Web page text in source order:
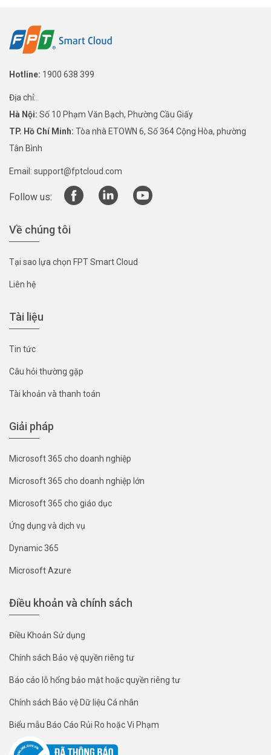
Hotline: 1900 638 399
Địa chỉ:
Hà Nội: Số 10 Phạm Văn Bạch, Phường Cầu Giấy
TP. Hồ Chí Minh: Tòa nhà ETOWN 6, Số 364 Cộng Hòa, phường
Tân Bình
Email: support@fptcloud.com
Follow us:
Về chúng tôi
Tại sao lựa chọn FPT Smart Cloud
Liên hệ
Tài liệu
Tin tức
Câu hỏi thường gặp
Tài khoản và thanh toán
Giải pháp
Microsoft 365 cho doanh nghiệp
Microsoft 365 cho doanh nghiệp lớn
Microsoft 365 cho giáo dục
Ứng dụng và dịch vụ
Dynamic 365
Microsoft Azure
Điều khoản và chính sách
Điều Khoản Sử dụng
Chính sách Bảo vệ quyền riêng tư
Báo cáo lỗ hổng bảo mật hoặc quyền riêng tư
Chính sách Bảo vệ Dữ liệu Cá nhân
Biểu mẫu Báo Cáo Rủi Ro hoặc Vi Phạm